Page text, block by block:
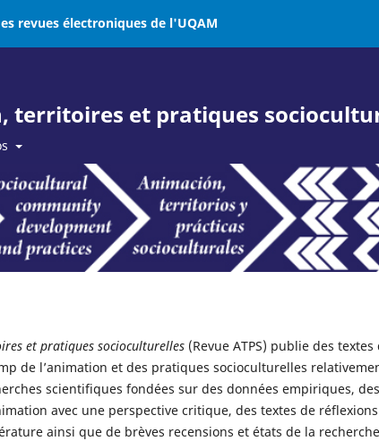
revues électroniques de l'UQAM
territoires et pratiques
et pratiques socioculturelles (Revue ATPS) publie des textes
de l’animation et des pratiques socioculturelles
scientifiques fondées sur des données empiriques, des
avec une perspective critique, des textes de réflexions
ainsi que de brèves recensions et états de la